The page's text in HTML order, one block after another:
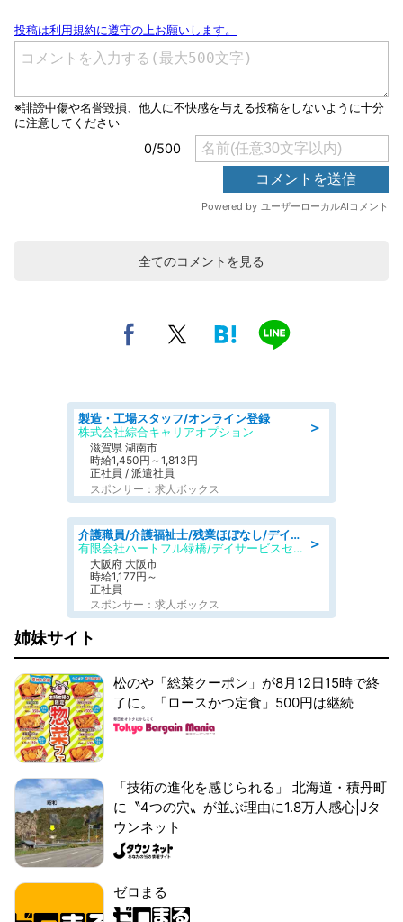
全てのコメントを見る
＞
製造・工場スタッフ/オンライン登録
株式会社綜合キャリアオプション
滋賀県 湖南市
時給1,450円～1,813円
正社員 / 派遣社員
スポンサー：求人ボックス
＞
介護職員/介護福祉士/残業ほぼなし/デイサービスの介護士/日勤のみ
有限会社ハートフル緑橋/デイサービスセンター ハートフル東成
大阪府 大阪市
時給1,177円～
正社員
スポンサー：求人ボックス
姉妹サイト
松のや「総菜クーポン」が8月12日15時で終
了に。「ロースかつ定食」500円は継続
「技術の進化を感じられる」 北海道・積丹町
に〝4つの穴〟が並ぶ理由に1.8万人感心|Jタ
ウンネット
ゼロまる